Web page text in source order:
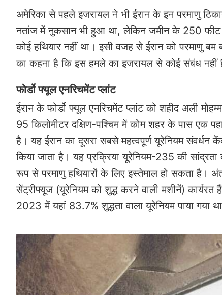
अमेरिका से पहले इजरायल ने भी ईरान के इन परमाणु
नतांज में नुकसान भी हुआ था, लेकिन जमीन के 250 फीट
कोई हथियार नहीं था। इसी वजह से ईरान को परमाणु
का कहना है कि इस हमले का इजरायल से कोई संबंध नहीं
फोर्डो फ्यूल एनरिचमेंट प्लांट
ईरान के फोर्डो फ्यूल एनरिचमेंट प्लांट को शहीद अली
95 किलोमीटर दक्षिण-पश्चिम में कोम शहर के पास
है। यह ईरान का दूसरा सबसे महत्वपूर्ण यूरेनियम
किया जाता है। यह प्रक्रिया यूरेनियम-235 की
रूप से परमाणु हथियारों के लिए इस्तेमाल हो सकता है।
सेंट्रीफ्यूज (यूरेनियम को शुद्ध करने वाली मशीनें)
2023 में यहां 83.7% शुद्धता वाला यूरेनियम पाया